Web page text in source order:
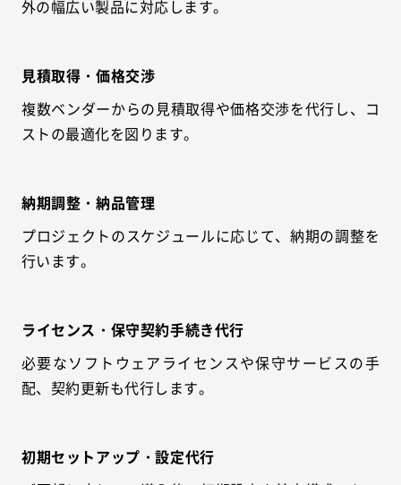
外の幅広い製品に対応します。
見積取得・価格交渉
複数ベンダーからの見積取得や価格交渉を代行し、コ
ストの最適化を図ります。
納期調整・納品管理
プロジェクトのスケジュールに応じて、納期の調整を
行います。
ライセンス・保守契約手続き代行
必要なソフトウェアライセンスや保守サービスの手
配、契約更新も代行します。
初期セットアップ・設定代行